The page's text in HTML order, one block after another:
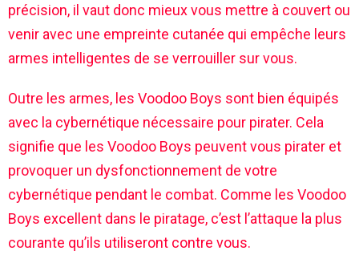
précision, il vaut donc mieux vous mettre à couvert ou
venir avec une empreinte cutanée qui empêche leurs
armes intelligentes de se verrouiller sur vous.
Outre les armes, les Voodoo Boys sont bien équipés
avec la cybernétique nécessaire pour pirater. Cela
signifie que les Voodoo Boys peuvent vous pirater et
provoquer un dysfonctionnement de votre
cybernétique pendant le combat. Comme les Voodoo
Boys excellent dans le piratage, c’est l’attaque la plus
courante qu’ils utiliseront contre vous.